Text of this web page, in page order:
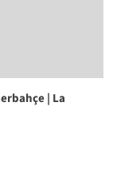
| La